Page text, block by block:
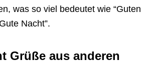
was so viel bedeutet wie “Guten
Nacht”.
Grüße aus anderen